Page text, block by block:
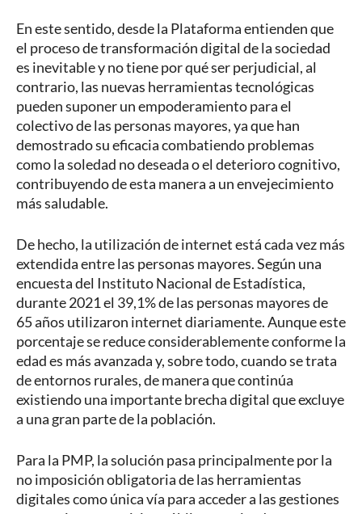
En este sentido, desde la Plataforma entienden que
el proceso de transformación digital de la sociedad
es inevitable y no tiene por qué ser perjudicial, al
contrario, las nuevas herramientas tecnológicas
pueden suponer un empoderamiento para el
colectivo de las personas mayores, ya que han
demostrado su eficacia combatiendo problemas
como la soledad no deseada o el deterioro cognitivo,
contribuyendo de esta manera a un envejecimiento
más saludable.
De hecho, la utilización de internet está cada vez más
extendida entre las personas mayores. Según una
encuesta del Instituto Nacional de Estadística,
durante 2021 el 39,1% de las personas mayores de
65 años utilizaron internet diariamente. Aunque este
porcentaje se reduce considerablemente conforme la
edad es más avanzada y, sobre todo, cuando se trata
de entornos rurales, de manera que continúa
existiendo una importante brecha digital que excluye
a una gran parte de la población.
Para la PMP, la solución pasa principalmente por la
no imposición obligatoria de las herramientas
digitales como única vía para acceder a las gestiones